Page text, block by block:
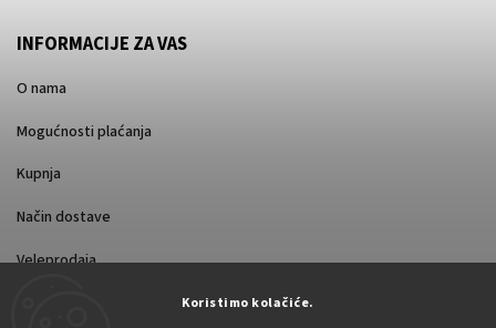
Koristimo kolačiće.
INFORMACIJE ZA VAS
O nama
Mogućnosti plaćanja
Kupnja
Način dostave
Veleprodaja